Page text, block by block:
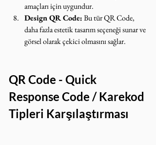
amaçları için uygundur.
Design QR Code: Bu tür QR Code,
daha fazla estetik tasarım seçeneği sunar ve
görsel olarak çekici olmasını sağlar.
QR Code - Quick
Response Code / Karekod
Tipleri Karşılaştırması